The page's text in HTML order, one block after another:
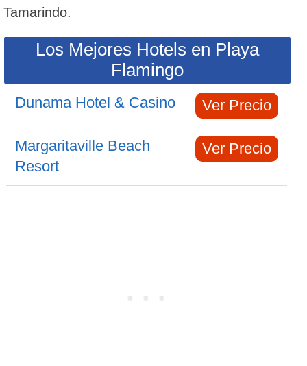
Tamarindo.
Los Mejores Hotels en Playa
Flamingo
Dunama Hotel & Casino Ver Precio
Margaritaville Beach
Resort
Ver Precio